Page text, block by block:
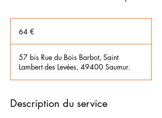
64 €
57 bis Rue du Bois Barbot, Saint
Lambert des Levées, 49400 Saumur.
Description du service